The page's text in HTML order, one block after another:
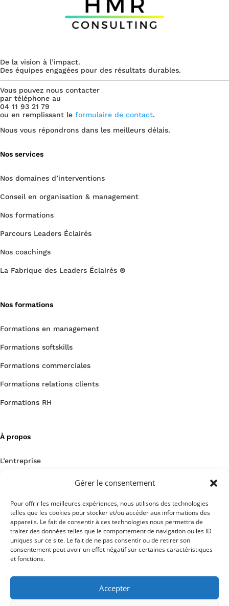
Gérer le consentement
Pour offrir les meilleures expériences, nous utilisons des technologies
telles que les cookies pour stocker et/ou accéder aux informations des
appareils. Le fait de consentir à ces technologies nous permettra de
traiter des données telles que le comportement de navigation ou les ID
uniques sur ce site. Le fait de ne pas consentir ou de retirer son
consentement peut avoir un effet négatif sur certaines caractéristiques
et fonctions.
Accepter
De la vision à l’impact.
Des équipes engagées pour des résultats durables.
Vous pouvez nous contacter
par téléphone au
04 11 93 21 79
ou en remplissant le formulaire de contact.
Nous vous répondrons dans les meilleurs délais.
Nos services
Nos domaines d’interventions
Conseil en organisation & management
Nos formations
Parcours Leaders Éclairés
Nos coachings
La Fabrique des Leaders Éclairés ®
Nos formations
Formations en management
Formations softskills
Formations commerciales
Formations relations clients
Formations RH
À propos
L’entreprise
Un projet ? Contactez-nous !
Notre blog
Tous droits réservés